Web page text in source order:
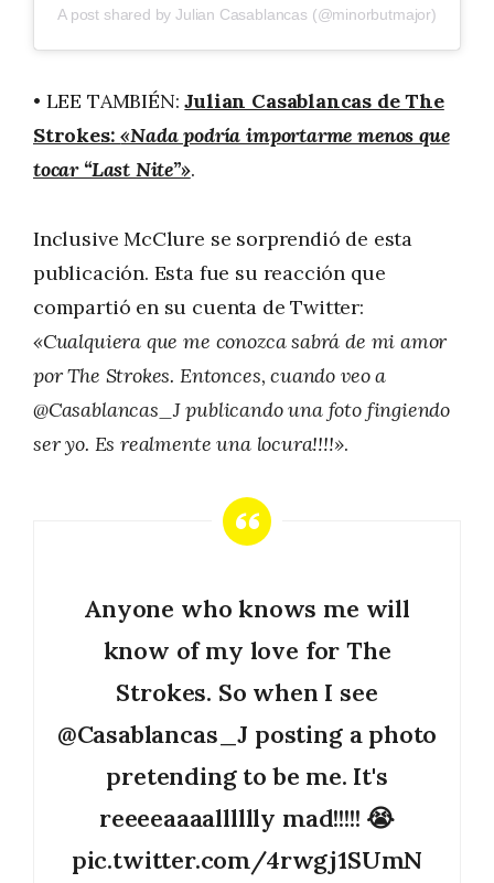
A post shared by Julian Casablancas (@minorbutmajor)
• LEE TAMBIÉN:Julian Casablancas de The
Strokes:«Nada podría importarme menos que
tocar “Last Nite”».
Inclusive McClure se sorprendió de esta
publicación. Esta fue su reacción que
compartió en su cuenta de Twitter:
«Cualquiera que me conozca sabrá de mi amor
por The Strokes. Entonces, cuando veo a
@Casablancas_J publicando una foto fingiendo
ser yo. Es realmente una locura!!!!».
Anyone who knows me will
know of my love for The
Strokes. So when I see
@Casablancas_J posting a photo
pretending to be me. It's
reeeeaaaalllllly mad!!!!! 😭
pic.twitter.com/4rwgj1SUmN